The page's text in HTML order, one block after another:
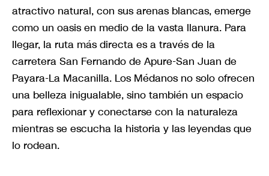
atractivo natural, con sus arenas blancas, emerge
como un oasis en medio de la vasta llanura. Para
llegar, la ruta más directa es a través de la
carretera San Fernando de Apure-San Juan de
Payara-La Macanilla. Los Médanos no solo ofrecen
una belleza inigualable, sino también un espacio
para reflexionar y conectarse con la naturaleza
mientras se escucha la historia y las leyendas que
lo rodean.